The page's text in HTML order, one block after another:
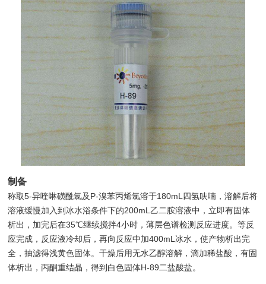
制备
称取5-异喹啉磺酰氯及P-溴苯丙烯氯溶于180mL四氢呋喃，溶解后将
溶液缓慢加入到冰水浴条件下的200mL乙二胺溶液中，立即有固体
析出，加完后在35℃继续搅拌4小时，薄层色谱检测反应进度。等反
应完成，反应液冷却后，再向反应中加400mL冰水，使产物析出完
全，抽滤得浅黄色固体。干燥后用无水乙醇溶解，滴加稀盐酸，有固
体析出，丙酮重结晶，得到白色固体H-89二盐酸盐。